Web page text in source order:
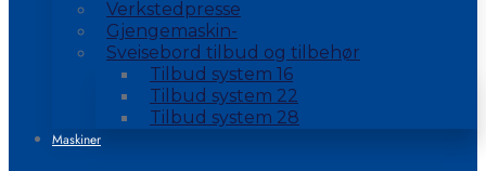
Verkstedpresse
Gjengemaskin-
Sveisebord tilbud og tilbehør
Tilbud system 16
Tilbud system 22
Tilbud system 28
Maskiner